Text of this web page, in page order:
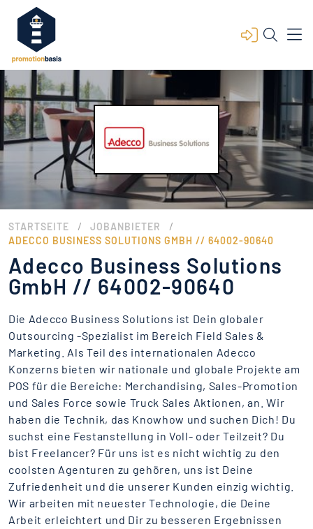
STARTSEITE / JOBANBIETER /
ADECCO BUSINESS SOLUTIONS GMBH // 64002-90640
Adecco Business Solutions
GmbH // 64002-90640
Die Adecco Business Solutions ist Dein globaler
Outsourcing -Spezialist im Bereich Field Sales &
Marketing. Als Teil des internationalen Adecco
Konzerns bieten wir nationale und globale Projekte am
POS für die Bereiche: Merchandising, Sales-Promotion
und Sales Force sowie Truck Sales Aktionen, an. Wir
haben die Technik, das Knowhow und suchen Dich! Du
suchst eine Festanstellung in Voll- oder Teilzeit? Du
bist Freelancer? Für uns ist es nicht wichtig zu den
coolsten Agenturen zu gehören, uns ist Deine
Zufriedenheit und die unserer Kunden einzig wichtig.
Wir arbeiten mit neuester Technologie, die Deine
Arbeit erleichtert und Dir zu besseren Ergebnissen